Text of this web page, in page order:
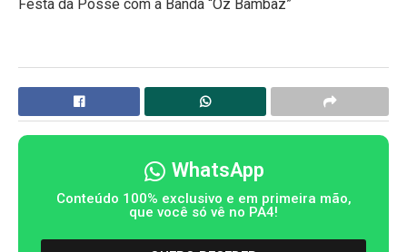
Festa da Posse com a Banda “Oz Bambaz”
WhatsApp
Conteúdo 100% exclusivo e em primeira mão,
que você só vê no PA4!